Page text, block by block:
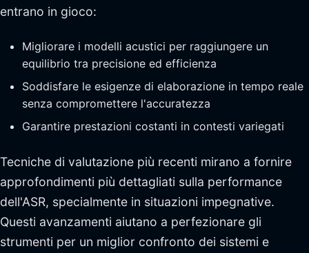
entrano in gioco:
Migliorare i modelli acustici per raggiungere un
equilibrio tra precisione ed efficienza
Soddisfare le esigenze di elaborazione in tempo reale
senza compromettere l'accuratezza
Garantire prestazioni costanti in contesti variegati
Tecniche di valutazione più recenti mirano a fornire
approfondimenti più dettagliati sulla performance
dell'ASR, specialmente in situazioni impegnative.
Questi avanzamenti aiutano a perfezionare gli
strumenti per un miglior confronto dei sistemi e